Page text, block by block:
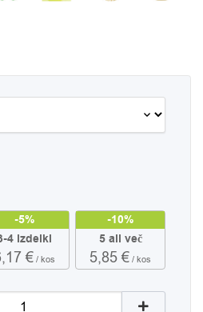
-5%
4 izdelki
€/ kos
-10%
5 ali več
5,85 € / kos
kosmičih za kopel BetterYou,